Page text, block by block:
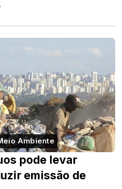
Ambiente
pode levar
emissão de